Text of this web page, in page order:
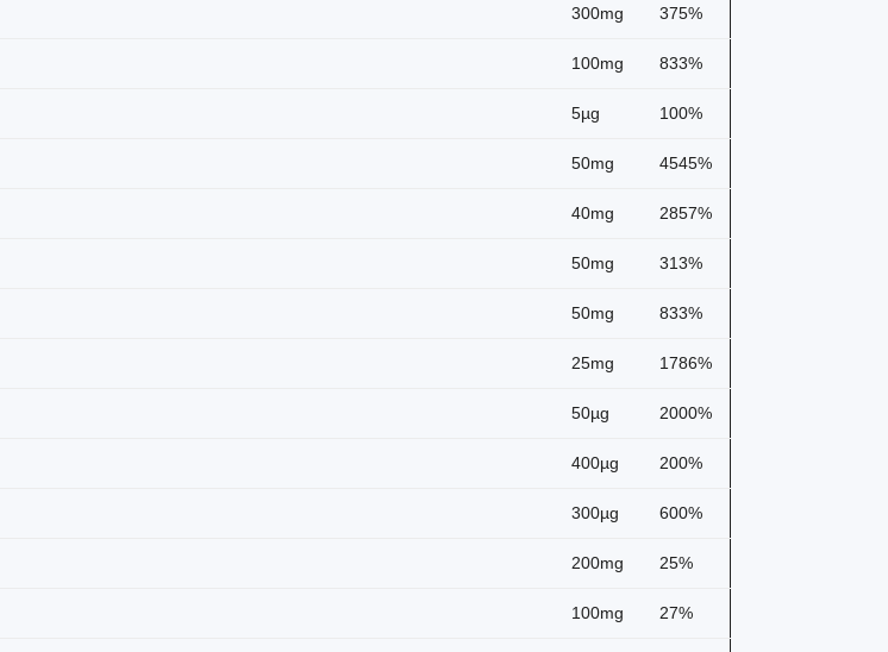
300mg 375%
100mg 833%
5µg 100%
50mg 4545%
40mg 2857%
50mg 313%
50mg 833%
25mg 1786%
50µg 2000%
400µg 200%
300µg 600%
200mg 25%
100mg 27%